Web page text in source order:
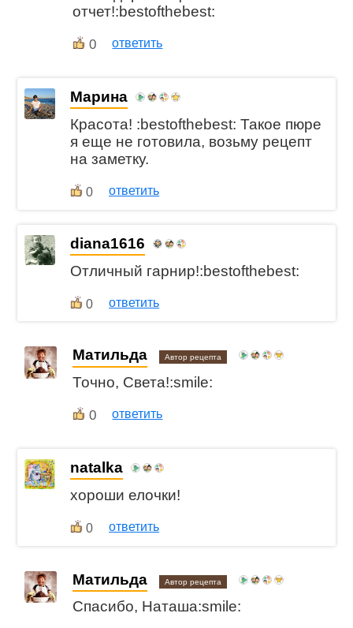
отчет!:bestofthebest:
0 ответить
Марина
Красота! :bestofthebest: Такое пюре
я еще не готовила, возьму рецепт
на заметку.
0 ответить
diana1616
Отличный гарнир!:bestofthebest:
0 ответить
Матильда Автор рецепта
Точно, Света!:smile:
0 ответить
natalka
хороши елочки!
0 ответить
Матильда Автор рецепта
Спасибо, Наташа:smile: